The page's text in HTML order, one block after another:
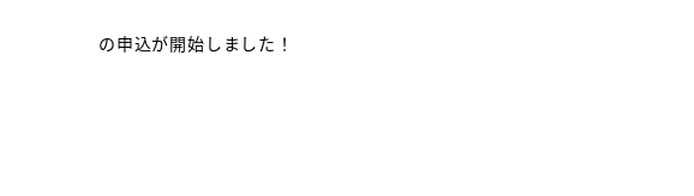
の申込が開始しました！